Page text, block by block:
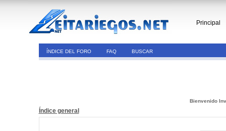
Principal
ÍNDICE DEL FORO FAQ BUSCAR
Bienvenido
Índice general